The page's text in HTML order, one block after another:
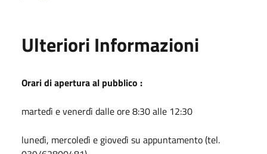
Ulteriori Informazioni
Orari di apertura al pubblico :
martedì e venerdì dalle ore 8:30 alle 12:30
lunedì, mercoledì e giovedì su appuntamento (tel.